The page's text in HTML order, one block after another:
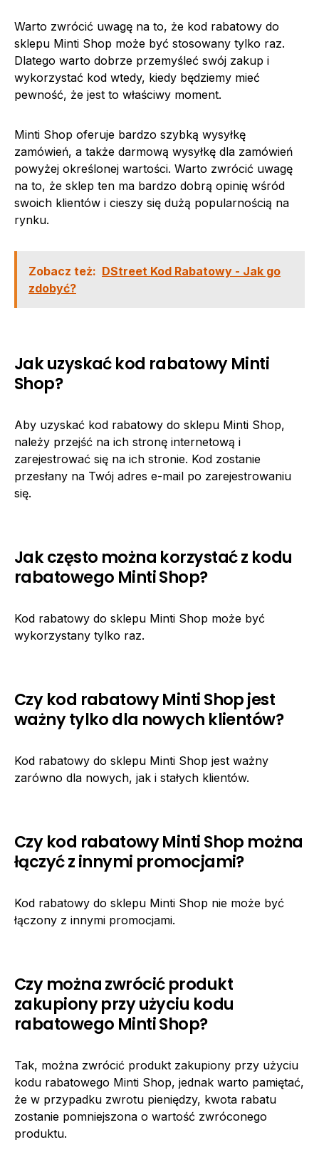
Warto zwrócić uwagę na to, że kod rabatowy do
sklepu Minti Shop może być stosowany tylko raz.
Dlatego warto dobrze przemyśleć swój zakup i
wykorzystać kod wtedy, kiedy będziemy mieć
pewność, że jest to właściwy moment.
Minti Shop oferuje bardzo szybką wysyłkę
zamówień, a także darmową wysyłkę dla zamówień
powyżej określonej wartości. Warto zwrócić uwagę
na to, że sklep ten ma bardzo dobrą opinię wśród
swoich klientów i cieszy się dużą popularnością na
rynku.
Zobacz też: DStreet Kod Rabatowy - Jak go
zdobyć?
Jak uzyskać kod rabatowy Minti
Shop?
Aby uzyskać kod rabatowy do sklepu Minti Shop,
należy przejść na ich stronę internetową i
zarejestrować się na ich stronie. Kod zostanie
przesłany na Twój adres e-mail po zarejestrowaniu
się.
Jak często można korzystać z kodu
rabatowego Minti Shop?
Kod rabatowy do sklepu Minti Shop może być
wykorzystany tylko raz.
Czy kod rabatowy Minti Shop jest
ważny tylko dla nowych klientów?
Kod rabatowy do sklepu Minti Shop jest ważny
zarówno dla nowych, jak i stałych klientów.
Czy kod rabatowy Minti Shop można
łączyć z innymi promocjami?
Kod rabatowy do sklepu Minti Shop nie może być
łączony z innymi promocjami.
Czy można zwrócić produkt
zakupiony przy użyciu kodu
rabatowego Minti Shop?
Tak, można zwrócić produkt zakupiony przy użyciu
kodu rabatowego Minti Shop, jednak warto pamiętać,
że w przypadku zwrotu pieniędzy, kwota rabatu
zostanie pomniejszona o wartość zwróconego
produktu.